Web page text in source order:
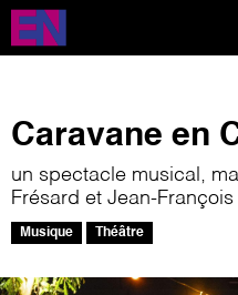
Direkt
zum
Inhalt
Caravane en
un spectacle musical,
Frésard et Jean-
Musique Théâtre
Bild